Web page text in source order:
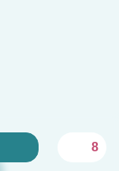
8